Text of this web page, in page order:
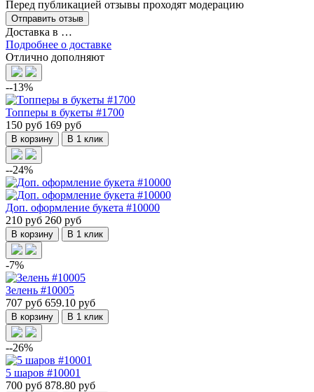
Перед публикацией отзывы проходят модерацию
Доставка в …
Подробнее о доставке
Отлично дополняют
--13%
Топперы в букеты #1700
150 руб 169 руб
В корзину В 1 клик
--24%
Доп. оформление букета #10000
210 руб 260 руб
В корзину В 1 клик
-7%
Зелень #10005
707 руб 659.10 руб
В корзину В 1 клик
--26%
5 шаров #10001
700 руб 878.80 руб